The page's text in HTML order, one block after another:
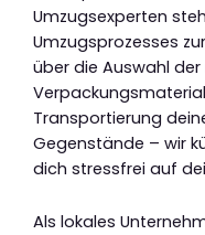
Umzugsexperten
Umzugsprozesses
über die Auswahl
Transportierung
Gegenstände – wir
dich stressfrei auf
Als lokales